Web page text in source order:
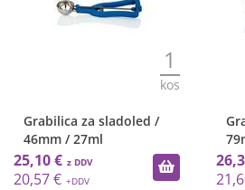
1
kos
Grabilica za sladoled /
46mm / 27ml
25,10 €
20,57 €